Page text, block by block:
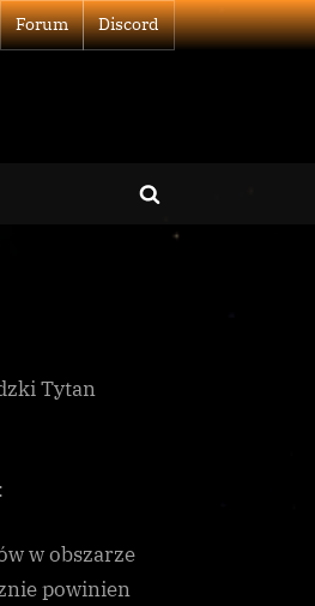
Forum Discord
Toggle
search
Tytan
w obszarze
powinien